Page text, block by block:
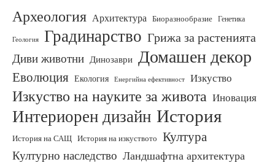
Археология Архитектура Биоразнообразие Генетика
Геология Градинарство Грижа за растенията
Диви животни Динозаври Домашен декор
Еволюция Екология Енергийна ефективност Изкуство
Изкуство на науките за живота Иновация
Интериорен дизайн История
История на САЩ История на изкуството Култура
Културно наследство Ландшафтна архитектура